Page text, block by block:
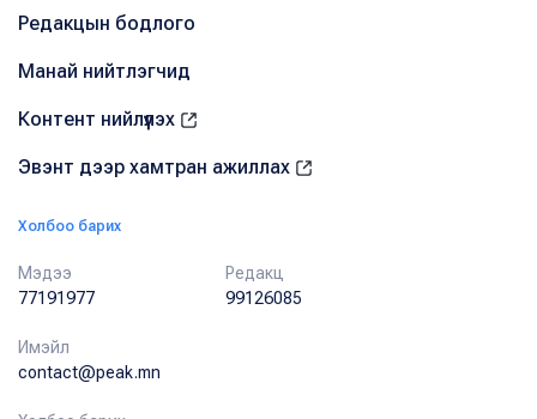
Редакцын бодлого
Манай нийтлэгчид
Контент нийлүүлэх
Эвэнт дээр хамтран ажиллах
Холбоо барих
Мэдээ
77191977
Редакц
99126085
Имэйл
contact@peak.mn